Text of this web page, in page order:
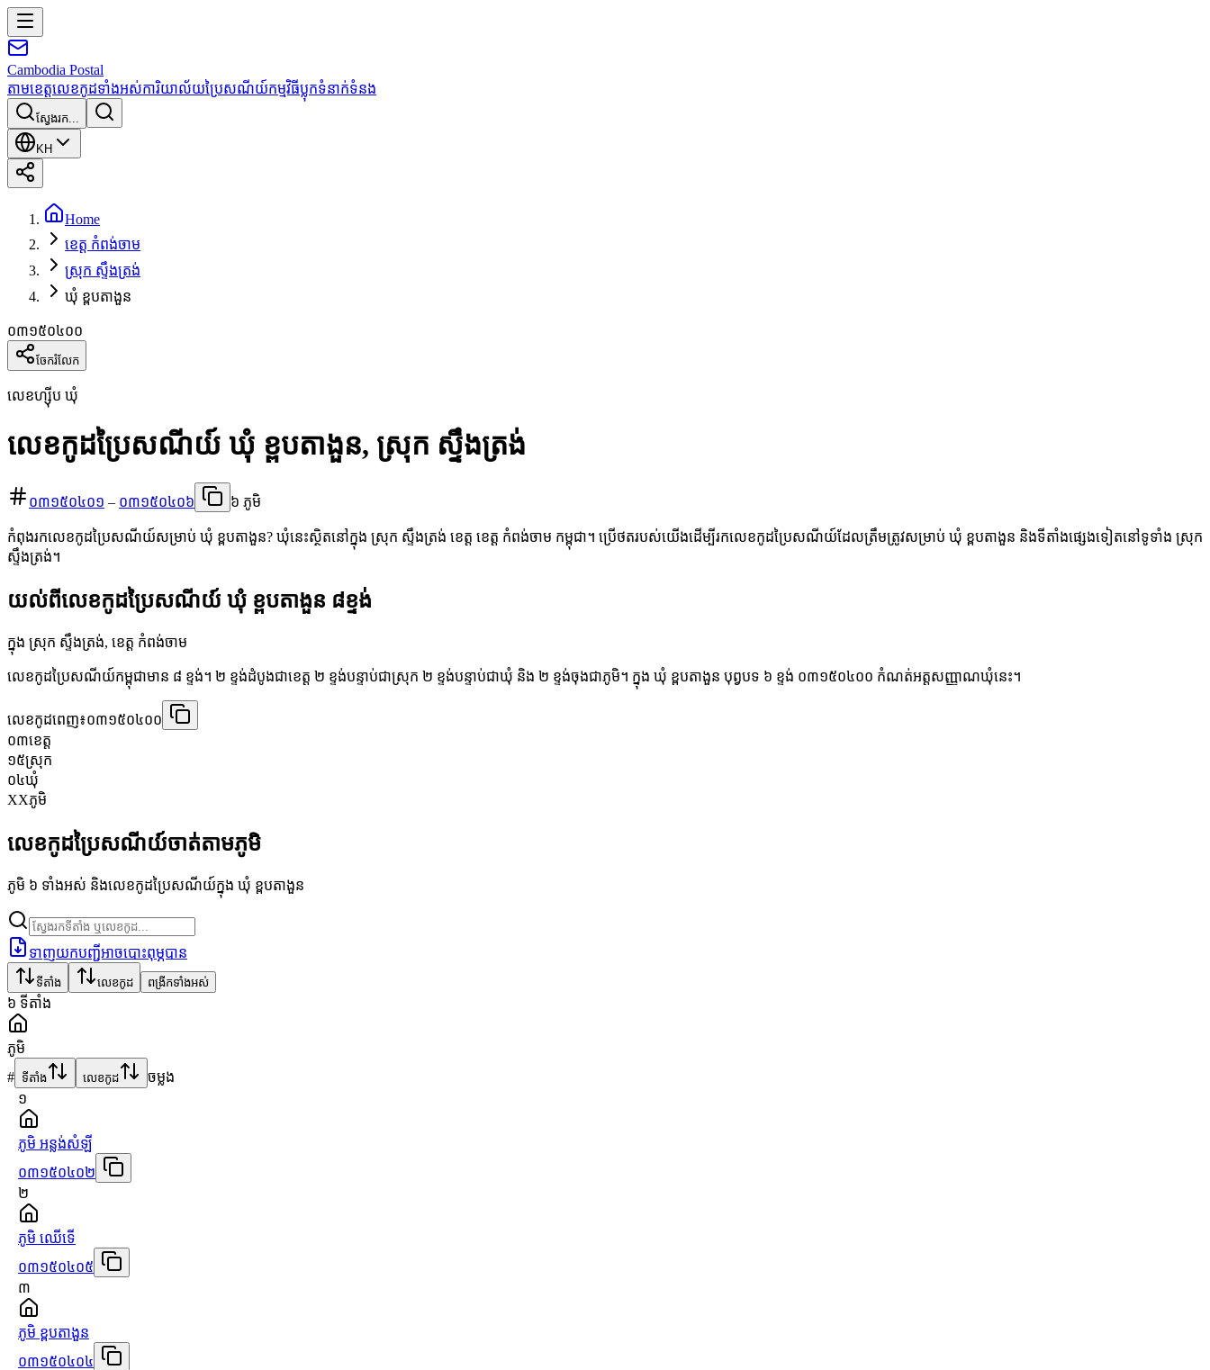
Cambodia Postal
តាមខេត្តលេខកូដទាំងអស់ការិយាល័យប្រៃសណីយ៍កម្មវិធីប្លុកទំនាក់ទំនង
ស្វែងរក...
KH
Home
ខេត្ត កំពង់ចាម
ស្រុក ស្ទឹងត្រង់
ឃុំ ខ្ពបតាងួន
០៣១៥០៤០០
ចែករំលែក
លេខហ្ស៊ីប ឃុំ
លេខកូដប្រៃសណីយ៍ ឃុំ ខ្ពបតាងួន, ស្រុក ស្ទឹងត្រង់
០៣១៥០៤០១ – ០៣១៥០៤០៦ ៦ ភូមិ
កំពុងរកលេខកូដប្រៃសណីយ៍សម្រាប់ ឃុំ ខ្ពបតាងួន? ឃុំនេះស្ថិតនៅក្នុង ស្រុក ស្ទឹងត្រង់ ខេត្ត ខេត្ត កំពង់ចាម កម្ពុជា។ ប្រើថតរបស់យើងដើម្បីរកលេខកូដប្រៃសណីយ៍ដែលត្រឹមត្រូវសម្រាប់ ឃុំ ខ្ពបតាងួន និងទីតាំងផ្សេងទៀតនៅទូទាំង ស្រុក
ស្ទឹងត្រង់។
យល់ពីលេខកូដប្រៃសណីយ៍ ឃុំ ខ្ពបតាងួន ៨ខ្ទង់
ក្នុង ស្រុក ស្ទឹងត្រង់, ខេត្ត កំពង់ចាម
លេខកូដប្រៃសណីយ៍កម្ពុជាមាន ៨ ខ្ទង់។ ២ ខ្ទង់ដំបូងជាខេត្ត ២ ខ្ទង់បន្ទាប់ជាស្រុក ២ ខ្ទង់បន្ទាប់ជាឃុំ និង ២ ខ្ទង់ចុងជាភូមិ។ ក្នុង ឃុំ ខ្ពបតាងួន បុព្វបទ ៦ ខ្ទង់ ០៣១៥០៤០០ កំណត់អត្តសញ្ញាណឃុំនេះ។
លេខកូដពេញ៖០៣១៥០៤០០
០៣ខេត្ត
១៥ស្រុក
០៤ឃុំ
XXភូមិ
លេខកូដប្រៃសណីយ៍ចាត់តាមភូមិ
ភូមិ ៦ ទាំងអស់ និងលេខកូដប្រៃសណីយ៍ក្នុង ឃុំ ខ្ពបតាងួន
ទាញយកបញ្ជីអាចបោះពុម្ភបាន
ទីតាំង លេខកូដ ពង្រីកទាំងអស់
៦ ទីតាំង
ភូមិ
# ទីតាំង លេខកូដ
ចម្លង
១
ភូមិ អន្លង់សំឡី
០៣១៥០៤០២
២
ភូមិ ឈើទើ
០៣១៥០៤០៥
៣
ភូមិ ខ្ពបតាងួន
០៣១៥០៤០៤